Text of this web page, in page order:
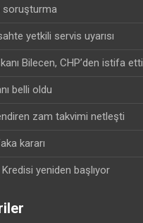
soruşturma
yetkili servis uyarısı
Bilecen, CHP’den istifa etti
belli oldu
zam takvimi netleşti
kararı
yeniden başlıyor